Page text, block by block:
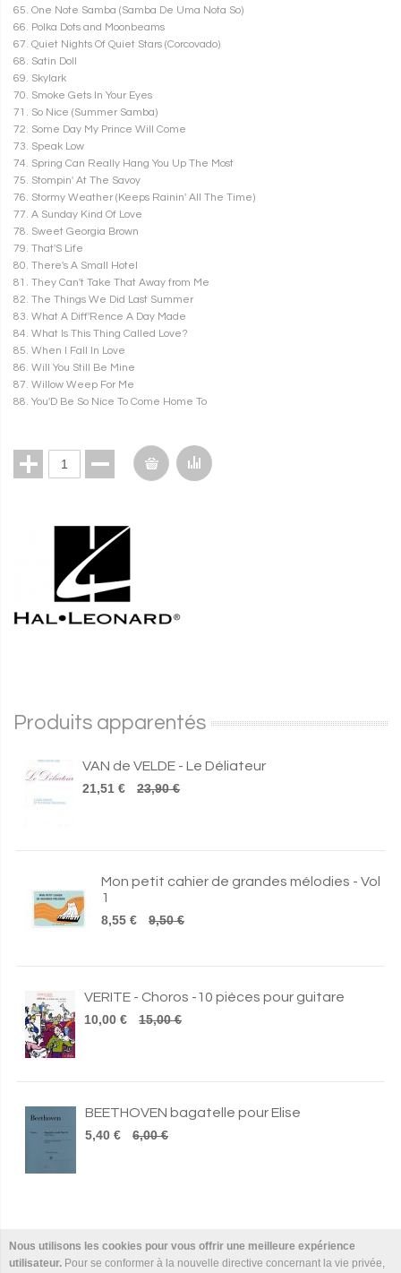
Nous utilisons les cookies pour vous offrir une meilleure expérience
utilisateur. Pour se conformer à la nouvelle directive concernant la vie privée,
65. One Note Samba (Samba De Uma Nota So)
66. Polka Dots and Moonbeams
67. Quiet Nights Of Quiet Stars (Corcovado)
68. Satin Doll
69. Skylark
70. Smoke Gets In Your Eyes
71. So Nice (Summer Samba)
72. Some Day My Prince Will Come
73. Speak Low
74. Spring Can Really Hang You Up The Most
75. Stompin' At The Savoy
76. Stormy Weather (Keeps Rainin' All The Time)
77. A Sunday Kind Of Love
78. Sweet Georgia Brown
79. That'S Life
80. There's A Small Hotel
81. They Can't Take That Away from Me
82. The Things We Did Last Summer
83. What A Diff'Rence A Day Made
84. What Is This Thing Called Love?
85. When I Fall In Love
86. Will You Still Be Mine
87. Willow Weep For Me
88. You'D Be So Nice To Come Home To
Produits apparentés
VAN de VELDE - Le Déliateur
21,51 €
23,90 €
Mon petit cahier de grandes mélodies - Vol
1
8,55 €
9,50 €
VERITE - Choros -10 pièces pour guitare
10,00 €
15,00 €
BEETHOVEN bagatelle pour Elise
5,40 €
6,00 €